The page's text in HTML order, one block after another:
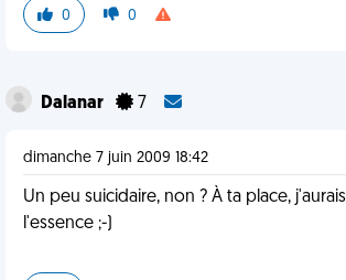
0 0
Dalanar 7
dimanche 7 juin 2009 18:42
Un peu suicidaire, non ? À ta place,
l'essence ;-)